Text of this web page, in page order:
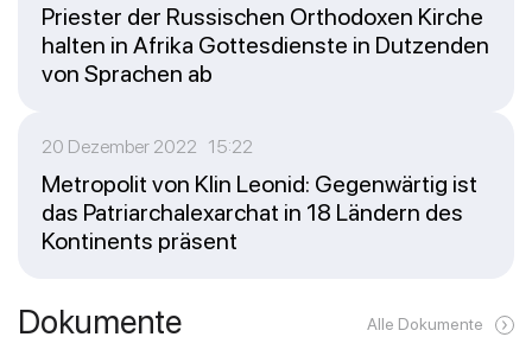
Priester der Russischen Orthodoxen Kirche
halten in Afrika Gottesdienste in Dutzenden
von Sprachen ab
20 Dezember 2022 15:22
Metropolit von Klin Leonid: Gegenwärtig ist
das Patriarchalexarchat in 18 Ländern des
Kontinents präsent
Dokumente Alle Dokumente